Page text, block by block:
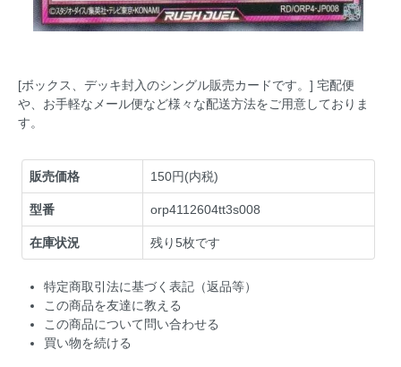
[ボックス、デッキ封入のシングル販売カードです。] 宅配便
や、お手軽なメール便など様々な配送方法をご用意しておりま
す。
販売価格 150円(内税)
型番 orp4112604tt3s008
在庫状況 残り5枚です
特定商取引法に基づく表記（返品等）
この商品を友達に教える
この商品について問い合わせる
買い物を続ける